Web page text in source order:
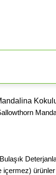
içermez) ürünler